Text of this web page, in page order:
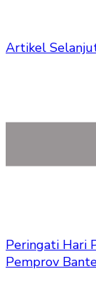
Artikel
Peringati Hari
Pemprov